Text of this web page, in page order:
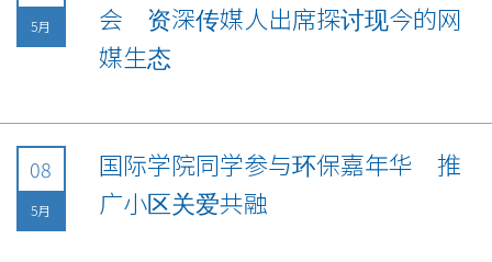
5月
会 资深传媒人出席探讨现今的网
媒生态
08
5月
国际学院同学参与环保嘉年华 推
广小区关爱共融